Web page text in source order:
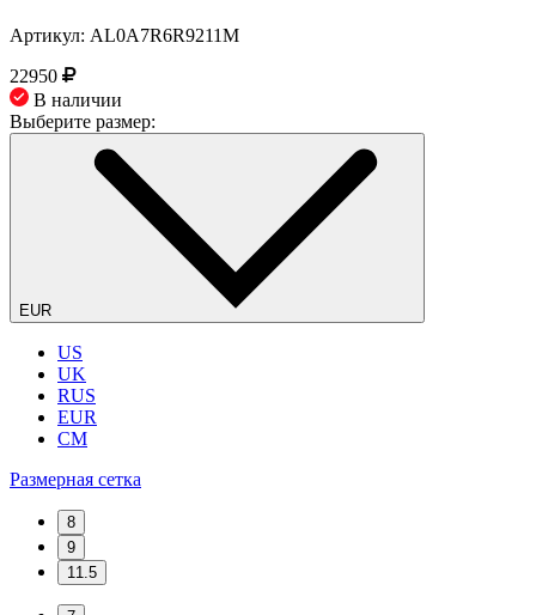
Артикул: AL0A7R6R9211M
22950
В наличии
Выберите размер:
EUR
US
UK
RUS
EUR
CM
Размерная сетка
8
9
11.5